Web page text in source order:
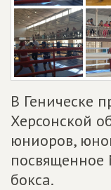
В Геническе
Херсонской
юниоров,
бокса.